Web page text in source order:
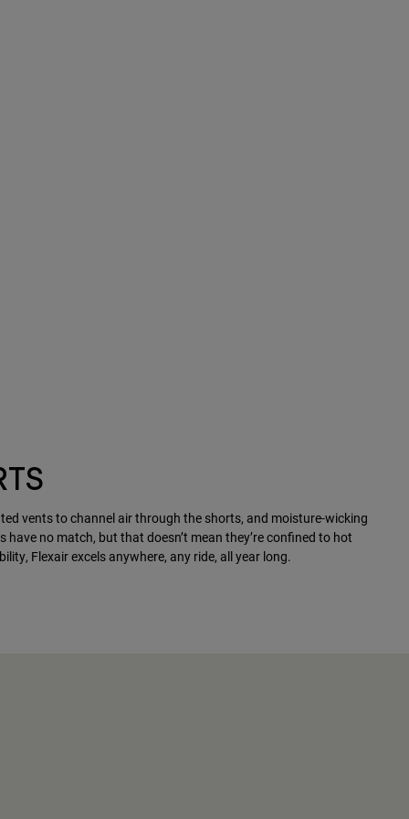
vents to channel air through the shorts, and moisture-wicking
no match, but that doesn’t mean they’re confined to hot
Flexair excels anywhere, any ride, all year long.